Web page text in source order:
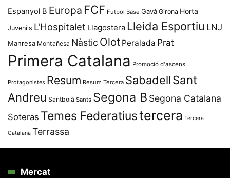
Espanyol B Europa FCF Futbol Base Gavà Girona Horta
Juvenils L'Hospitalet Llagostera Lleida Esportiu LNJ
Manresa Montañesa Nàstic Olot Peralada Prat
Primera Catalana Promoció d'ascens
Protagonistes Resum Resum Tercera SabadellSant
Andreu Santboià Sants Segona B Segona Catalana
Soteras Temes Federatiustercera Tercera
Catalana Terrassa
Mercat